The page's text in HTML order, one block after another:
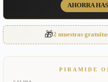
AHORRA
🎁2 muestras
PIRAMIDE